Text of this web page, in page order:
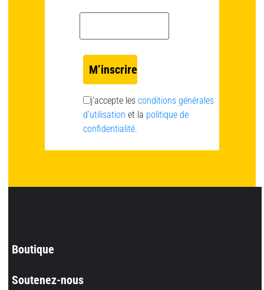
j’accepte les conditions générales
d’utilisation et la politique de
confidentialité.
Boutique
Soutenez-nous